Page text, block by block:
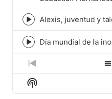
play
icon
Episode
play
icon
Alexis, juventud y
Episode
play
icon
Día mundial de la
Previous
Episode
Show
Podcast